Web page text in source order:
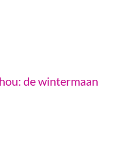
de wintermaan